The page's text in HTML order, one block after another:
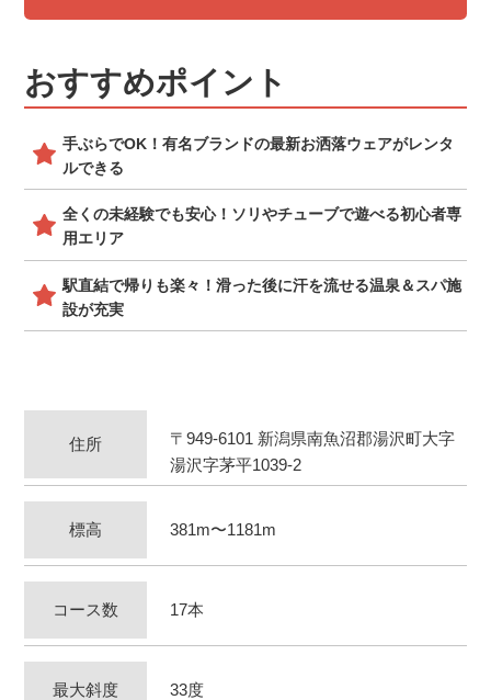
おすすめポイント
手ぶらでOK！有名ブランドの最新お洒落ウェアがレンタ
ルできる
全くの未経験でも安心！ソリやチューブで遊べる初心者専
用エリア
駅直結で帰りも楽々！滑った後に汗を流せる温泉＆スパ施
設が充実
住所
〒949-6101 新潟県南魚沼郡湯沢町大字
湯沢字茅平1039-2
標高 381m〜1181m
コース数 17本
最大斜度 33度